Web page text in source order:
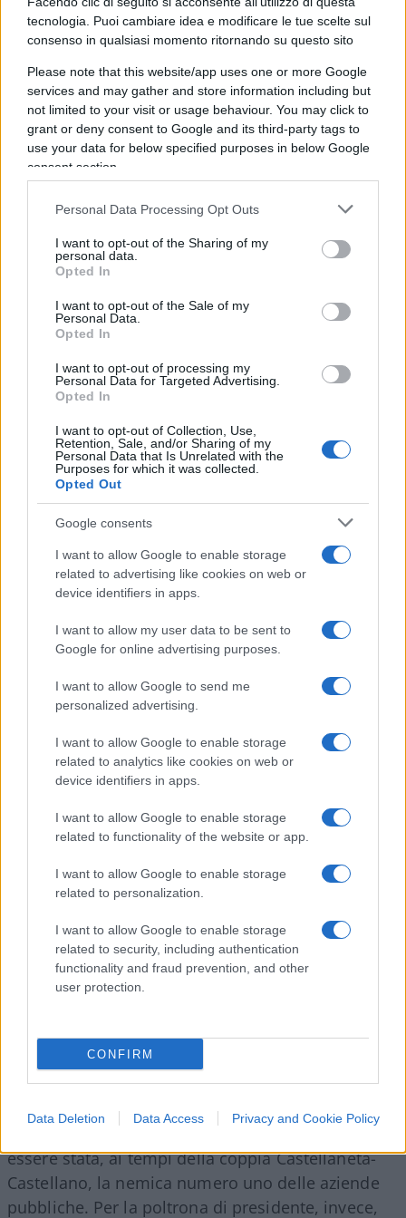
tecnologia. Puoi cambiare idea e modificare le tue scelte sul
consenso in qualsiasi momento ritornando su questo sito
Please note that this website/app uses one or more Google
services and may gather and store information including but
not limited to your visit or usage behaviour. You may click to
grant or deny consent to Google and its third-party tags to
use your data for below specified purposes in below Google
consent section.
Personal Data Processing Opt Outs
I want to opt-out of the Sharing of my
personal data.
Opted In
I want to opt-out of the Sale of my
Personal Data.
Opted In
I want to opt-out of processing my
Personal Data for Targeted Advertising.
Opted In
I want to opt-out of Collection, Use,
Retention, Sale, and/or Sharing of my
Personal Data that Is Unrelated with the
Purposes for which it was collected.
Opted Out
Google consents
I want to allow Google to enable storage
related to advertising like cookies on web or
device identifiers in apps.
I want to allow my user data to be sent to
Google for online advertising purposes.
I want to allow Google to send me
personalized advertising.
I want to allow Google to enable storage
related to analytics like cookies on web or
device identifiers in apps.
I want to allow Google to enable storage
related to functionality of the website or app.
I want to allow Google to enable storage
related to personalization.
I want to allow Google to enable storage
related to security, including authentication
functionality and fraud prevention, and other
user protection.
CONFIRM
Data Deletion Data Access Privacy and Cookie Policy
che sa molto di finanza e poco di industria, o
forseClaudio Granata, astuto lobbista dell’Eni di
Claudio Descalzi. Chissà se avrà da ridireil
ministro Cingolaniche, tra le varie gaffe, ha fatto
ridere l’intero Parlamento quando ha chiesto al
Presidente di turno una lavagna per illustrare
meglio le sue bislacche teorie tra carbone e
nucleare.
Sempre in nome della discontinuità, Palazzo Chigi
coppia di ferro come quella formata da
Giampiero Massolo
hanno fatto della società un’eccellenza nel
mondo, e proprio in un momento come questo -
dove occorrerebbe la loro esperienza con i prezzi
delle materie prime alle stelle.
Diversamente, gli illuminati dall’aura di Palazzo
della guerra perunire Leonardo e Fincantieri
farne un colosso della Difesa che ci aiuterebbe
fusione tra Snam e Terna, quest’ultima guidata
con mano sicura da
Stefano Donnarumma
ricavi sono saliti a 2,6 miliardi di euro. Un
progetto innovativo che faciliterebbe
l’approvvigionamento sul mercato diversificando il
rischio sul gas. Ma per questo servirebbe una
leadership più esperta sui piani industriali in
Cassa Depositi e Prestiti, dove
Scannapieco, con le sue mille pruderie, non
vincolante con Tim, lasciata in balìa del mercato e
dei Fondi speculativi di mezzo mondo.
E visto che entriamo nella sfera del
anchela decapitazione dell’Ad Pierfrancesco
(il presidente Rodolfo Errore, annusata
l’aria, ha intelligentemente tolto il disturbo e si è
trovato un altro posto), dove vorrebbero mettere,
essere stata, ai tempi della coppia Castellaneta-
Castellano, la nemica numero uno delle aziende
pubbliche. Per la poltrona di presidente, invece,